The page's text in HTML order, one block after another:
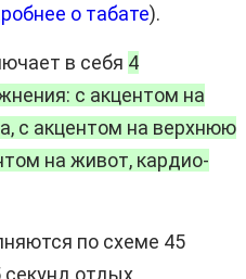
о табате).
в себя 4
с акцентом на
с акцентом на верхнюю
на живот, кардио-
по схеме 45
отдых.